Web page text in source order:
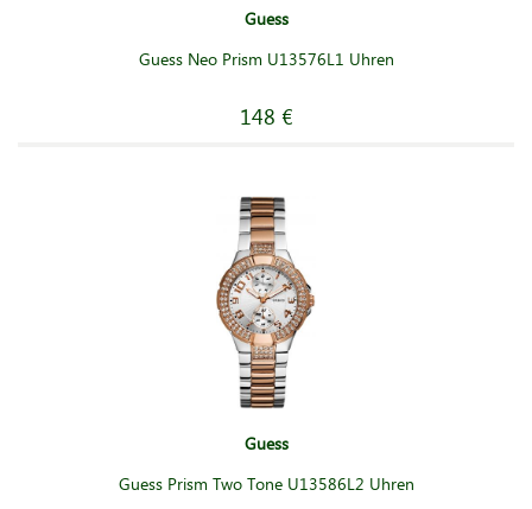
Guess
Guess Neo Prism U13576L1 Uhren
148 €
Guess
Guess Prism Two Tone U13586L2 Uhren